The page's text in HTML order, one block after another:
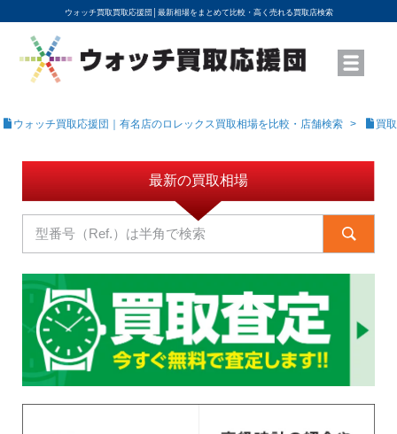
ウォッチ買取買取応援団│ 最新相場をまとめて比較・高く売れる買取店検索
YouTubeで動画を公開中
ROLEXモデル名から買取相場を調べる
高級時計ブランド名から買取相場を調べる
地域から買取店を探す
店舗名から買取店を探す
ブランド時計を高く売る方法
買取査定を依頼する
ウォッチ買取応援団｜有名店のロレックス買取相場を比較・店舗検索 買
最新の買取相場